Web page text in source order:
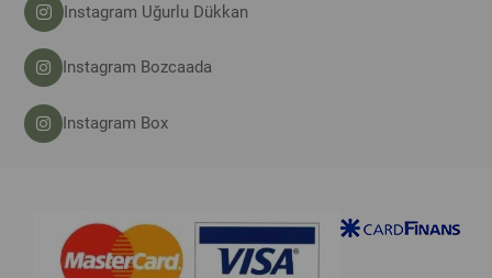
Instagram Uğurlu Dükkan
Instagram Bozcaada
Instagram Box